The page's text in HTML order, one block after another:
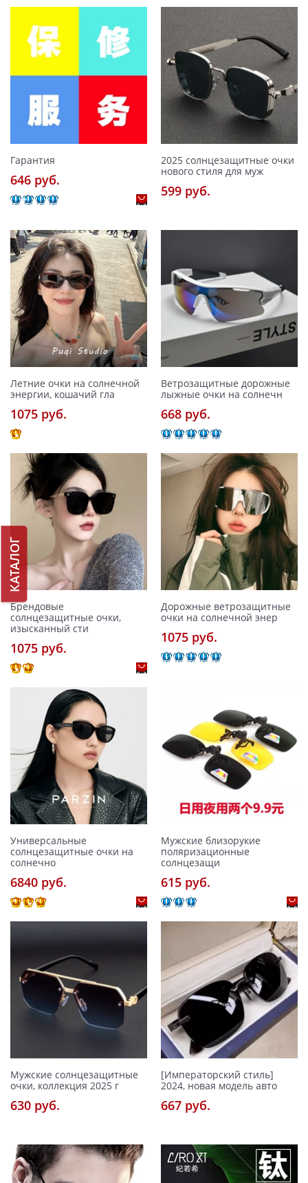
КАТАЛОГ
Гарантия
646 pуб.
2025 солнцезащитные очки
нового стиля для муж
599 pуб.
Летние очки на солнечной
энергии, кошачий гла
1075 pуб.
Ветрозащитные дорожные
лыжные очки на солнечн
668 pуб.
Брендовые
солнцезащитные очки,
изысканный сти
1075 pуб.
Дорожные ветрозащитные
очки на солнечной энер
1075 pуб.
Универсальные
солнцезащитные очки на
солнечно
6840 pуб.
Мужские близорукие
поляризационные
солнцезащи
615 pуб.
Мужские солнцезащитные
очки, коллекция 2025 г
630 pуб.
[Императорский стиль]
2024, новая модель авто
667 pуб.